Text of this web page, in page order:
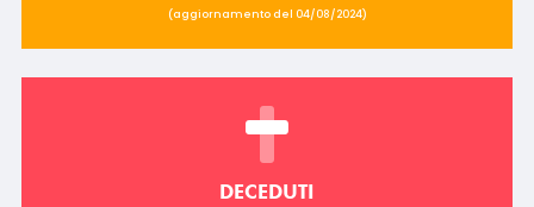
(aggiornamento del 04/08/2024)
DECEDUTI